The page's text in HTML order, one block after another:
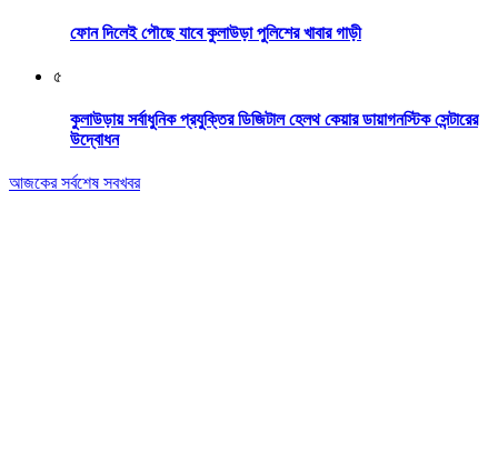
ফোন দিলেই পৌছে যাবে কুলাউড়া পুলিশের খাবার গাড়ী
৫
কুলাউড়ায় সর্বাধুনিক প্রযুক্তির ডিজিটাল হেলথ কেয়ার ডায়াগনস্টিক সেন্টারের
উদ্বোধন
আজকের সর্বশেষ সবখবর